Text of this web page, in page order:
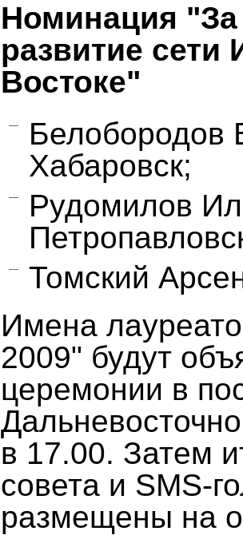
Номинация
развитие сети
Востоке"
Белобородов
Хабаровск;
Рудомилов
Томский
Имена
2009" будут
церемонии в
в 17.00. Затем
совета и SMS-
размещены на